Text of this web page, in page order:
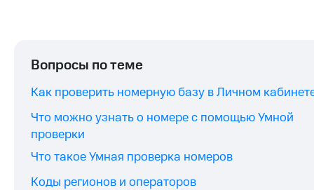
Вопросы по теме
Как проверить номерную базу в Личном
Что можно узнать о номере с помощью Умной
проверки
Что такое Умная проверка номеров
Коды регионов и операторов